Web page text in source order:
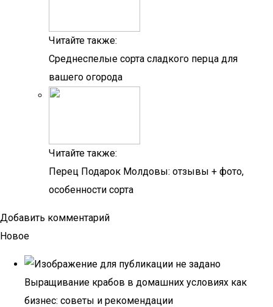
Читайте также:
Среднеспелые сорта сладкого перца для
вашего огорода
Читайте также:
Перец Подарок Молдовы: отзывы + фото,
особенности сорта
Добавить комментарий
Новое
Выращивание крабов в домашних условиях как
бизнес: советы и рекомендации